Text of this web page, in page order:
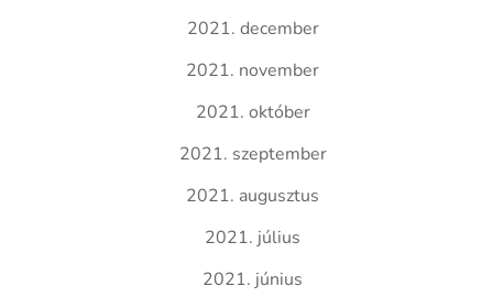
2021. december
2021. november
2021. október
2021. szeptember
2021. augusztus
2021. július
2021. június